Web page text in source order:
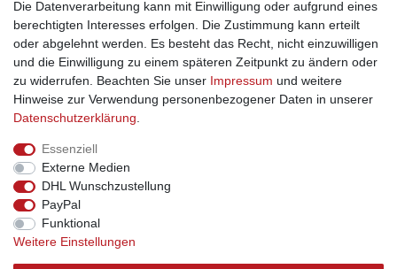
Impressum Daten­schutz­erklärung AGB
Barrierefreiheitserklärung
Vertrag widerrufen
INFORMATIONEN
Über uns
Versand
Die Datenverarbeitung kann mit Einwilligung oder aufgrund eines
berechtigten Interesses erfolgen. Die Zustimmung kann erteilt
oder abgelehnt werden. Es besteht das Recht, nicht einzuwilligen
und die Einwilligung zu einem späteren Zeitpunkt zu ändern oder
zu widerrufen. Beachten Sie unser Impressum und weitere
Hinweise zur Verwendung personenbezogener Daten in unserer
Daten­schutz­erklärung
Essenziell
Externe Medien
DHL Wunschzustellung
PayPal
Funktional
Weitere Einstellungen